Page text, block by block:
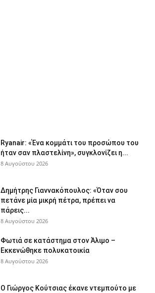
Ryanair: «Ένα κομμάτι του προσώπου του
ήταν σαν πλαστελίνη», συγκλονίζει η...
8 Αυγούστου 2026
Δημήτρης Γιαννακόπουλος: «Όταν σου
πετάνε μία μικρή πέτρα, πρέπει να
πάρεις...
8 Αυγούστου 2026
Φωτιά σε κατάστημα στον Άλιμο –
Εκκενώθηκε πολυκατοικία
8 Αυγούστου 2026
Ο Γιώργος Κούτσιας έκανε ντεμπούτο με